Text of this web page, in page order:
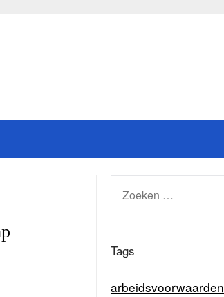
NAAR:
Tags
arbeidsvoorwaarden